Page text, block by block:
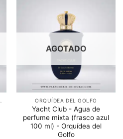
AGOTADO
ORQUÍDEA DEL GOLFO
Yacht Club - Agua de
perfume mixta (frasco azul
100 ml) - Orquídea del
Golfo